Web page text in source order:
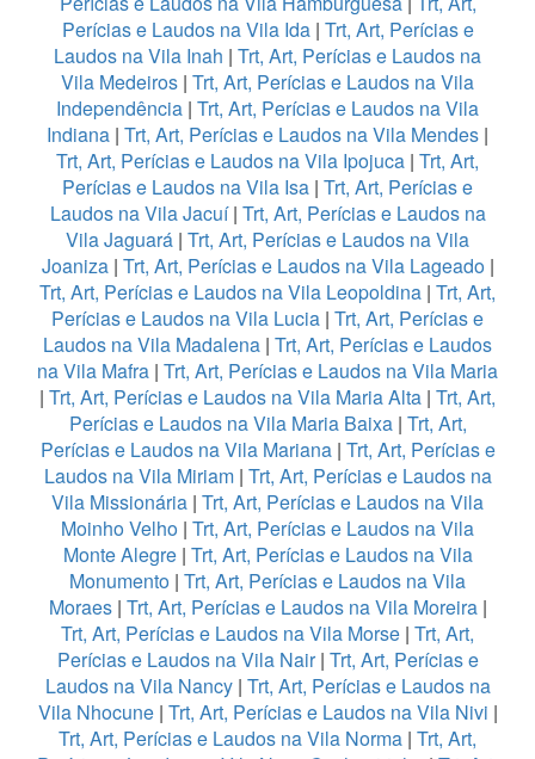
Perícias e Laudos na Vila Ida| Trt, Art, Perícias e
Laudos na Vila Inah | Trt, Art, Perícias e Laudos na
Vila Medeiros | Trt, Art, Perícias e Laudos na Vila
Independência | Trt, Art, Perícias e Laudos na Vila
Indiana | Trt, Art, Perícias e Laudos na Vila Mendes |
Trt, Art, Perícias e Laudos na Vila Ipojuca | Trt, Art,
Perícias e Laudos na Vila Isa | Trt, Art, Perícias e
Laudos na Vila Jacuí| Trt, Art, Perícias e Laudos na
Vila Jaguará | Trt, Art, Perícias e Laudos na Vila
Joaniza| Trt, Art, Perícias e Laudos na Vila Lageado|
Trt, Art, Perícias e Laudos na Vila Leopoldina | Trt, Art,
Perícias e Laudos na Vila Lucia | Trt, Art, Perícias e
Laudos na Vila Madalena | Trt, Art, Perícias e Laudos
na Vila Mafra | Trt, Art, Perícias e Laudos na Vila Maria
| Trt, Art, Perícias e Laudos na Vila Maria Alta | Trt, Art,
Perícias e Laudos na Vila Maria Baixa| Trt, Art,
Perícias e Laudos na Vila Mariana| Trt, Art, Perícias e
Laudos na Vila Miriam| Trt, Art, Perícias e Laudos na
Vila Missionária | Trt, Art, Perícias e Laudos na Vila
Moinho Velho | Trt, Art, Perícias e Laudos na Vila
Monte Alegre| Trt, Art, Perícias e Laudos na Vila
Monumento | Trt, Art, Perícias e Laudos na Vila
Moraes| Trt, Art, Perícias e Laudos na Vila Moreira|
Trt, Art, Perícias e Laudos na Vila Morse | Trt, Art,
Perícias e Laudos na Vila Nair| Trt, Art, Perícias e
Laudos na Vila Nancy| Trt, Art, Perícias e Laudos na
Vila Nhocune| Trt, Art, Perícias e Laudos na Vila Nivi |
Trt, Art, Perícias e Laudos na Vila Norma | Trt, Art,